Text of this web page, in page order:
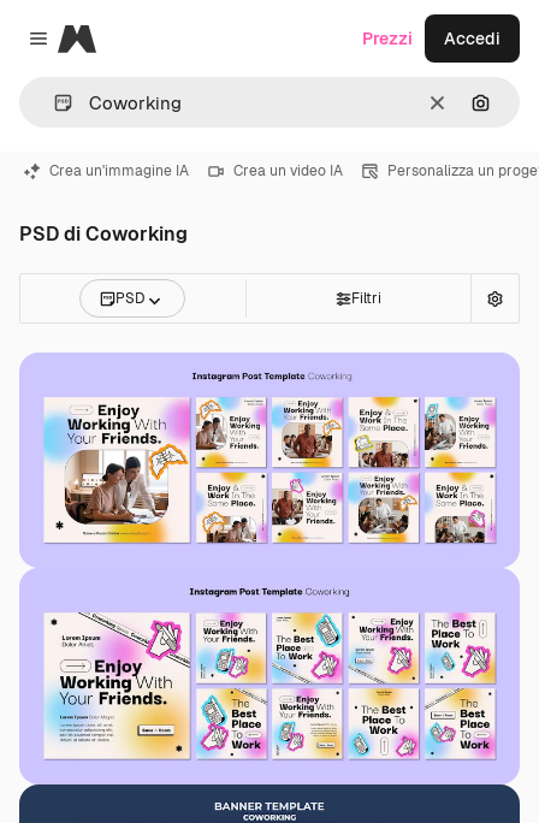
Close menu
Magnific
CancellaCerca
Prezzi Accedi
Crea un'immagine IA Crea un video IA Personalizza un
PSD di Coworking
PSD Filtri